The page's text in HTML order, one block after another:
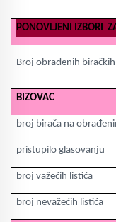
PONOVLJENI IZBORI
Broj obrađenih
BIZOVAC
broj birača na
pristupilo glasovanju
broj važećih listića
broj nevažećih listića